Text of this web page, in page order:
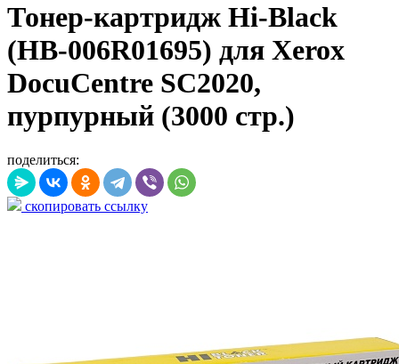
Тонер-картридж Hi-Black
(HB-006R01695) для Xerox
DocuCentre SC2020,
пурпурный (3000 стр.)
поделиться:
скопировать ссылку